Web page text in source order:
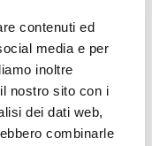
contenuti ed
media e per
inoltre
nostro sito con i
dei dati web,
combinarle
innovazione
in cui li usiamo nei
con le